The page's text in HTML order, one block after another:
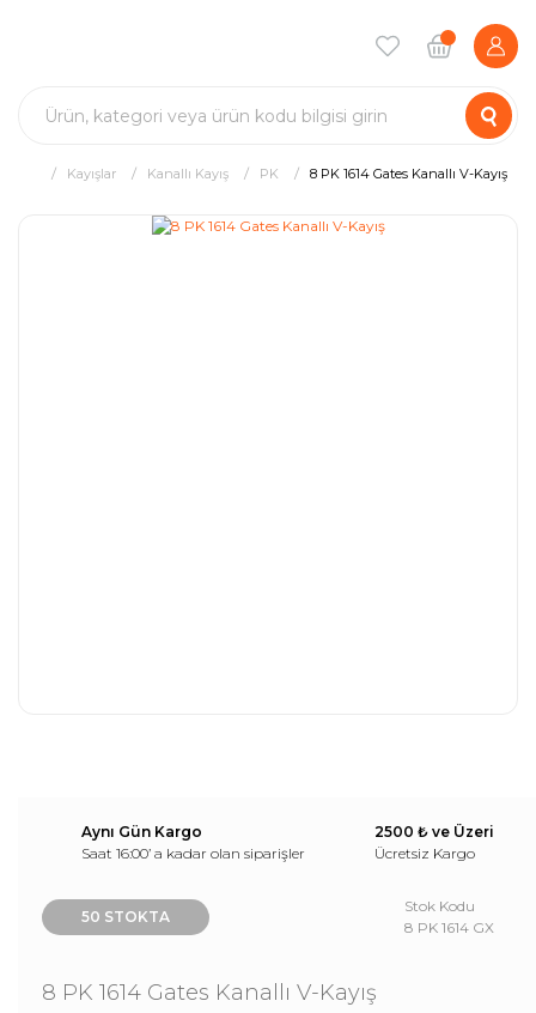
Kayışlar Kanallı Kayış PK 8 PK 1614 Gates Kanallı V-Kayış
Aynı Gün Kargo
Saat 16:00’ a kadar olan siparişler
2500 ₺ ve Üzeri
Ücretsiz Kargo
50 STOKTA
Stok Kodu
8 PK 1614 GX
8 PK 1614 Gates Kanallı V-Kayış